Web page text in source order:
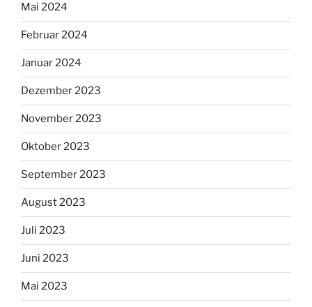
Mai 2024
Februar 2024
Januar 2024
Dezember 2023
November 2023
Oktober 2023
September 2023
August 2023
Juli 2023
Juni 2023
Mai 2023